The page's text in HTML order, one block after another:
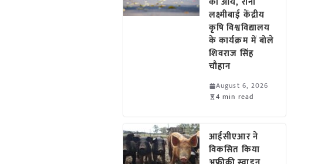
लक्ष्मीबाई केंद्रीय
कृषि विश्वविद्यालय
के कार्यक्रम में बोले
शिवराज सिंह
चौहान
August 6, 2026
4 min read
आईसीएआर ने
विकसित किया